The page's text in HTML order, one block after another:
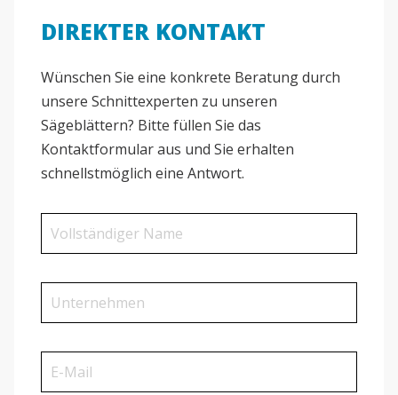
DIREKTER KONTAKT
Wünschen Sie eine konkrete Beratung durch
unsere Schnittexperten zu unseren
Sägeblättern? Bitte füllen Sie das
Kontaktformular aus und Sie erhalten
schnellstmöglich eine Antwort.